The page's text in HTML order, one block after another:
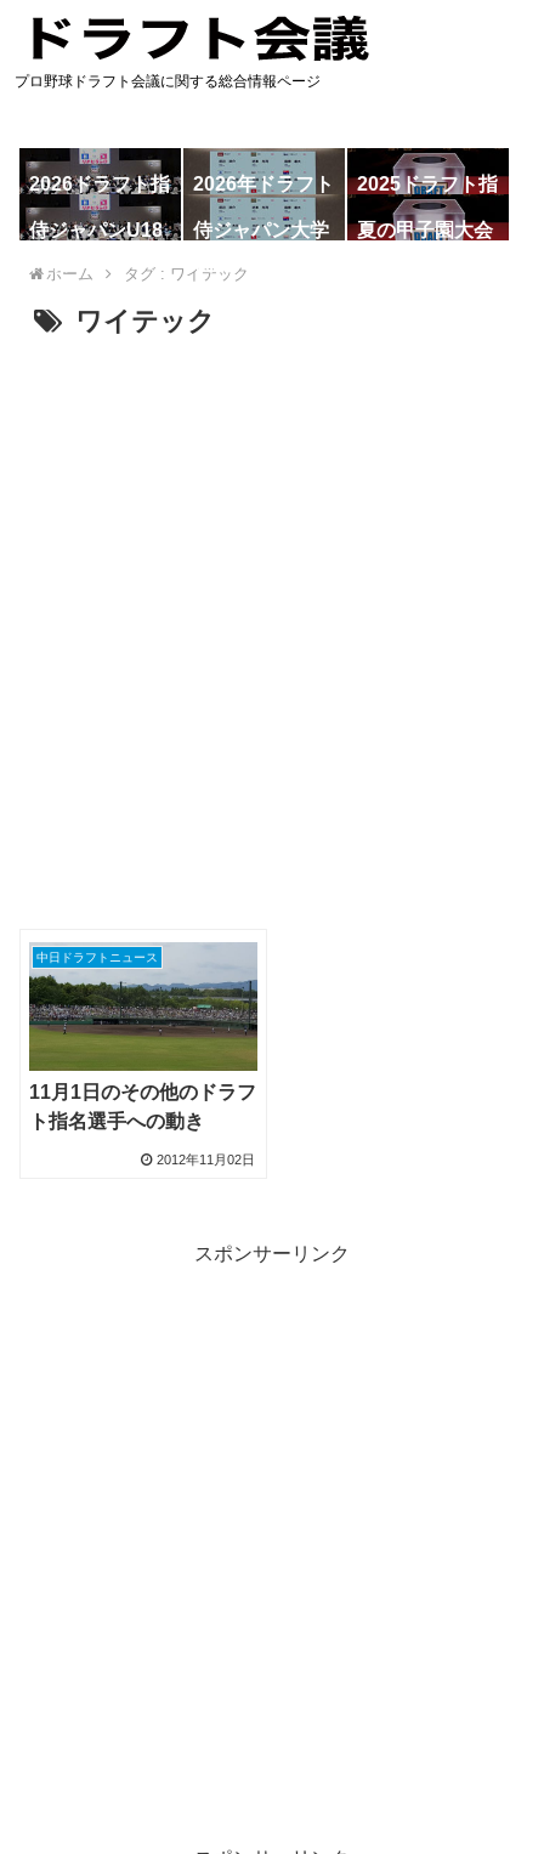
プロ野球ドラフト会議に関する総合情報ページ
2026ドラフト指
名予想
2026年ドラフト
候補
2025ドラフト指
名一覧
侍ジャパンU18
代表
侍ジャパン大学
代表
夏の甲子園大会
ホーム タグ : ワイテック
ワイテック
中日ドラフトニュース
11月1日のその他のドラフ
ト指名選手への動き
2012年11月02日
スポンサーリンク